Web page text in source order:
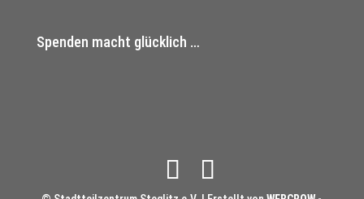
Spenden macht glücklich …